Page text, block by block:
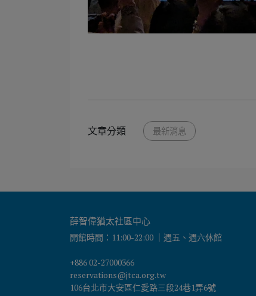
文章分類 最新消息
薛智偉猶太社區中心
開館時間：11:00-22:00 ｜週五、週六休館
+886 02-27000366
reservations@jtca.org.tw
106台北市大安區仁愛路三段24巷1弄6號